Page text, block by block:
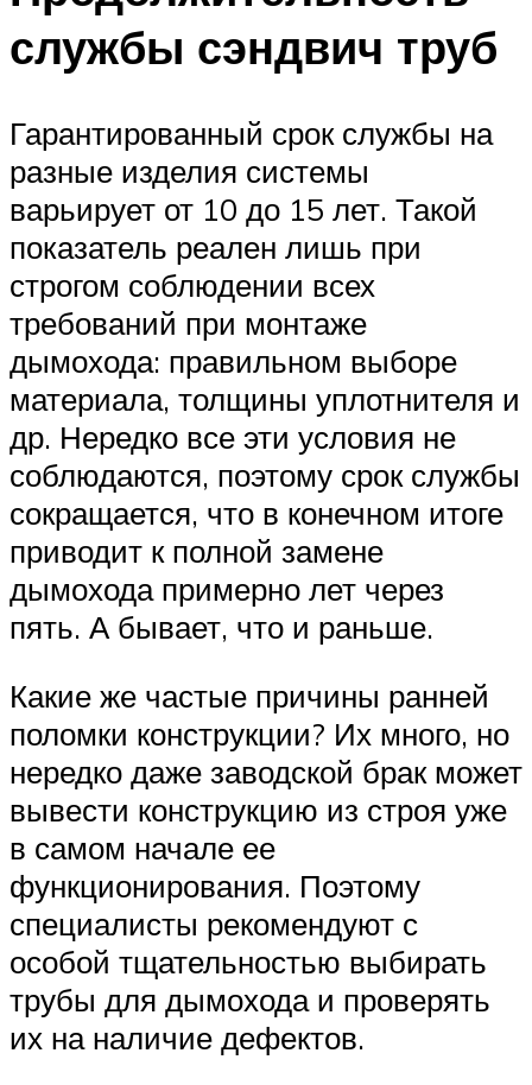
службы сэндвич труб
Гарантированный срок службы на
разные изделия системы
варьирует от 10 до 15 лет. Такой
показатель реален лишь при
строгом соблюдении всех
требований при монтаже
дымохода: правильном выборе
материала, толщины уплотнителя и
др. Нередко все эти условия не
соблюдаются, поэтому срок службы
сокращается, что в конечном итоге
приводит к полной замене
дымохода примерно лет через
пять. А бывает, что и раньше.
Какие же частые причины ранней
поломки конструкции? Их много, но
нередко даже заводской брак может
вывести конструкцию из строя уже
в самом начале ее
функционирования. Поэтому
специалисты рекомендуют с
особой тщательностью выбирать
трубы для дымохода и проверять
их на наличие дефектов.